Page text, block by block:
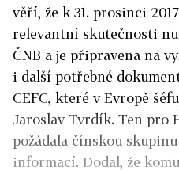
věří, že k 31. prosinci
relevantní skutečnosti
ČNB a je připravena na
i další potřebné
CEFC, které v Evropě
Jaroslav Tvrdík. Ten pro
požádala čínskou
informací. Dodal, že